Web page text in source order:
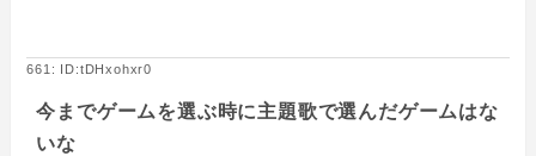
661: ID:tDHxohxr0
今までゲームを選ぶ時に主題歌で選んだゲームはな
いな